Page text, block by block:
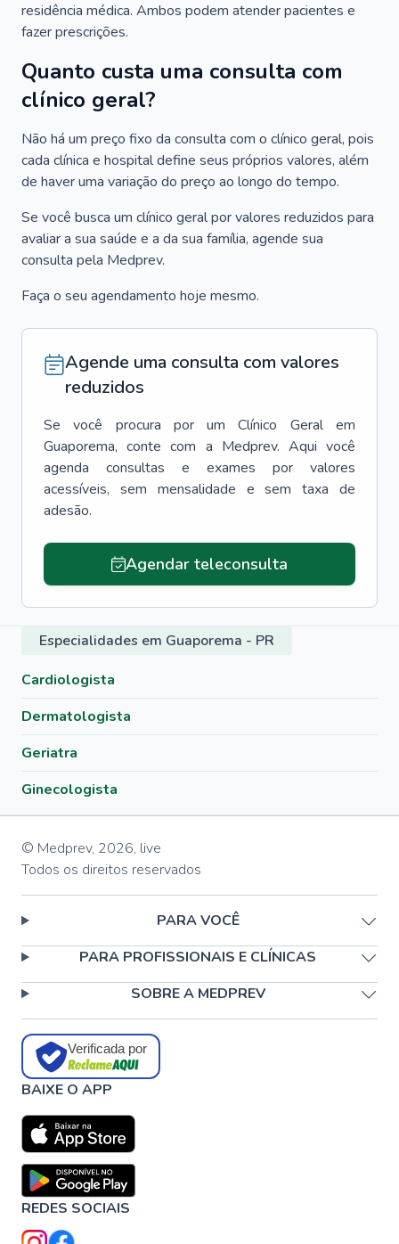
residência médica. Ambos podem atender pacientes e
fazer prescrições.
Quanto custa uma consulta com
clínico geral?
Não há um preço fixo da consulta com o clínico geral, pois
cada clínica e hospital define seus próprios valores, além
de haver uma variação do preço ao longo do tempo.
Se você busca um clínico geral por valores reduzidos para
avaliar a sua saúde e a da sua família, agende sua
consulta pela Medprev.
Faça o seu agendamento hoje mesmo.
Agende uma consulta com valores
reduzidos
Se você procura por um Clínico Geral
em
Guaporema, conte com a Medprev. Aqui você
agenda consultas e exames por valores
acessíveis, sem mensalidade e sem taxa de
adesão.
Agendar teleconsulta
Especialidades em Guaporema - PR
Cardiologista
Dermatologista
Geriatra
Ginecologista
© Medprev, 2026, live
Todos os direitos reservados
PARA VOCÊ
PARA PROFISSIONAIS E CLÍNICAS
SOBRE A MEDPREV
Verificada por
BAIXE O APP
REDES SOCIAIS